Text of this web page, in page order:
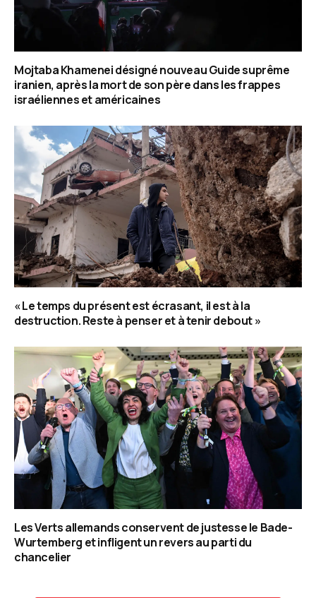
Mojtaba Khamenei désigné nouveau Guide suprême
iranien, après la mort de son père dans les frappes
israéliennes et américaines
« Le temps du présent est écrasant, il est à la
destruction. Reste à penser et à tenir debout »
Les Verts allemands conservent de justesse le Bade-
Wurtemberg et infligent un revers au parti du
chancelier